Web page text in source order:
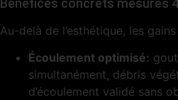
Bénéfices concrets mesurés
Au-delà de l’esthétique, les
Écoulement optimisé:
simultanément, débris
d’écoulement validé sans